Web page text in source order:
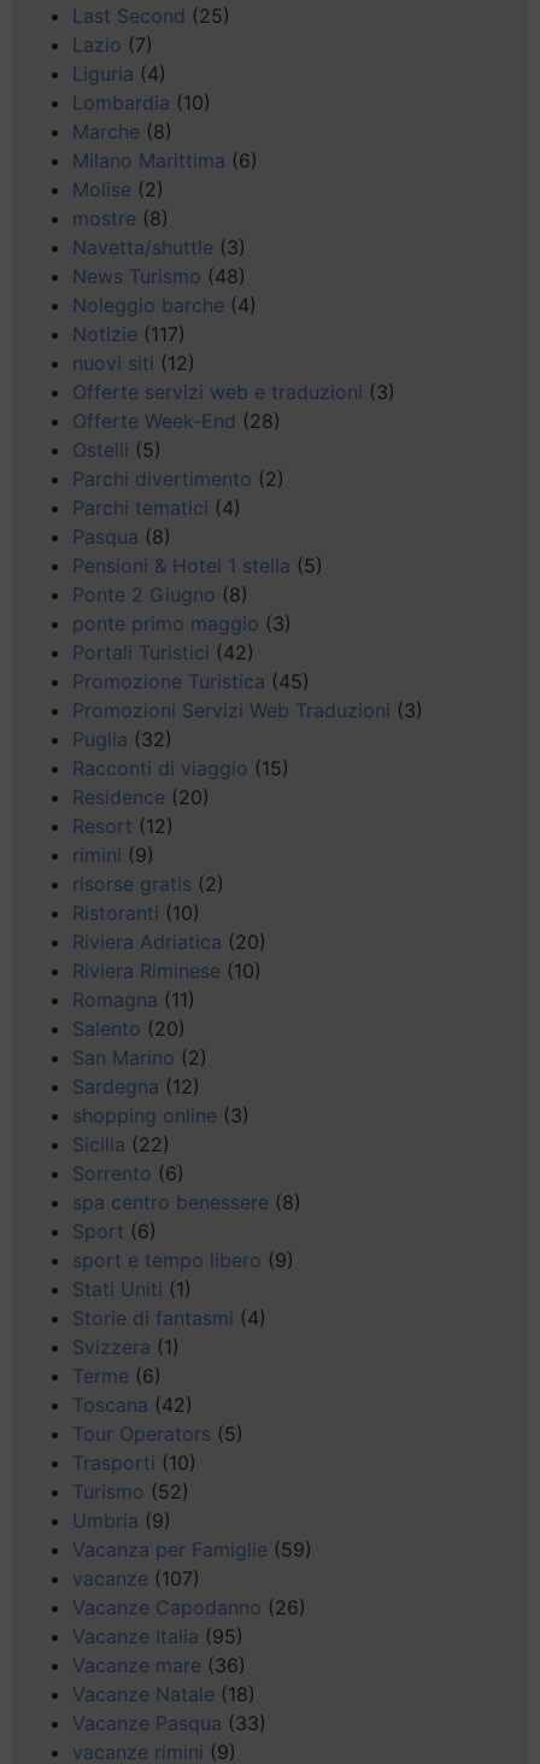
Last Second (25)
Lazio (7)
Liguria (4)
Lombardia (10)
Marche (8)
Milano Marittima (6)
Molise (2)
mostre (8)
Navetta/shuttle (3)
News Turismo (48)
Noleggio barche (4)
Notizie (117)
nuovi siti (12)
Offerte servizi web e traduzioni (3)
Offerte Week-End (28)
Ostelli (5)
Parchi divertimento (2)
Parchi tematici (4)
Pasqua (8)
Pensioni & Hotel 1 stella (5)
Ponte 2 Giugno (8)
ponte primo maggio (3)
Portali Turistici (42)
Promozione Turistica (45)
Promozioni Servizi Web Traduzioni (3)
Puglia (32)
Racconti di viaggio (15)
Residence (20)
Resort (12)
rimini (9)
risorse gratis (2)
Ristoranti (10)
Riviera Adriatica (20)
Riviera Riminese (10)
Romagna (11)
Salento (20)
San Marino (2)
Sardegna (12)
shopping online (3)
Sicilia (22)
Sorrento (6)
spa centro benessere (8)
Sport (6)
sport e tempo libero (9)
Stati Uniti (1)
Storie di fantasmi (4)
Svizzera (1)
Terme (6)
Toscana (42)
Tour Operators (5)
Trasporti (10)
Turismo (52)
Umbria (9)
Vacanza per Famiglie (59)
vacanze (107)
Vacanze Capodanno (26)
Vacanze Italia (95)
Vacanze mare (36)
Vacanze Natale (18)
Vacanze Pasqua (33)
vacanze rimini (9)